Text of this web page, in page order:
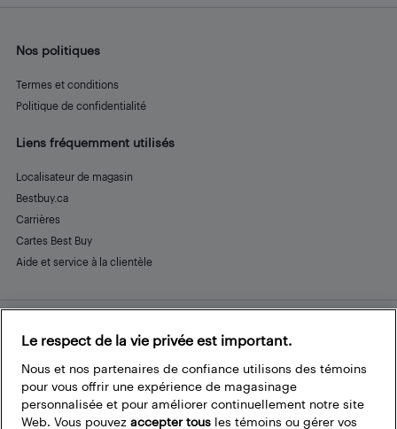
Nos politiques
Termes et conditions
Politique de confidentialité
Liens fréquemment utilisés
Localisateur de magasin
Bestbuy.ca
Carrières
Cartes Best Buy
Aide et service à la clientèle
Restez connecté
FacebookInstagram
PinterestLinkedInYouTube
Le respect de la vie privée est important.
Nous et nos partenaires de confiance utilisons des témoins
pour vous offrir une expérience de magasinage
personnalisée et pour améliorer continuellement notre site
Web. Vous pouvez accepter tous les témoins ou gérer vos